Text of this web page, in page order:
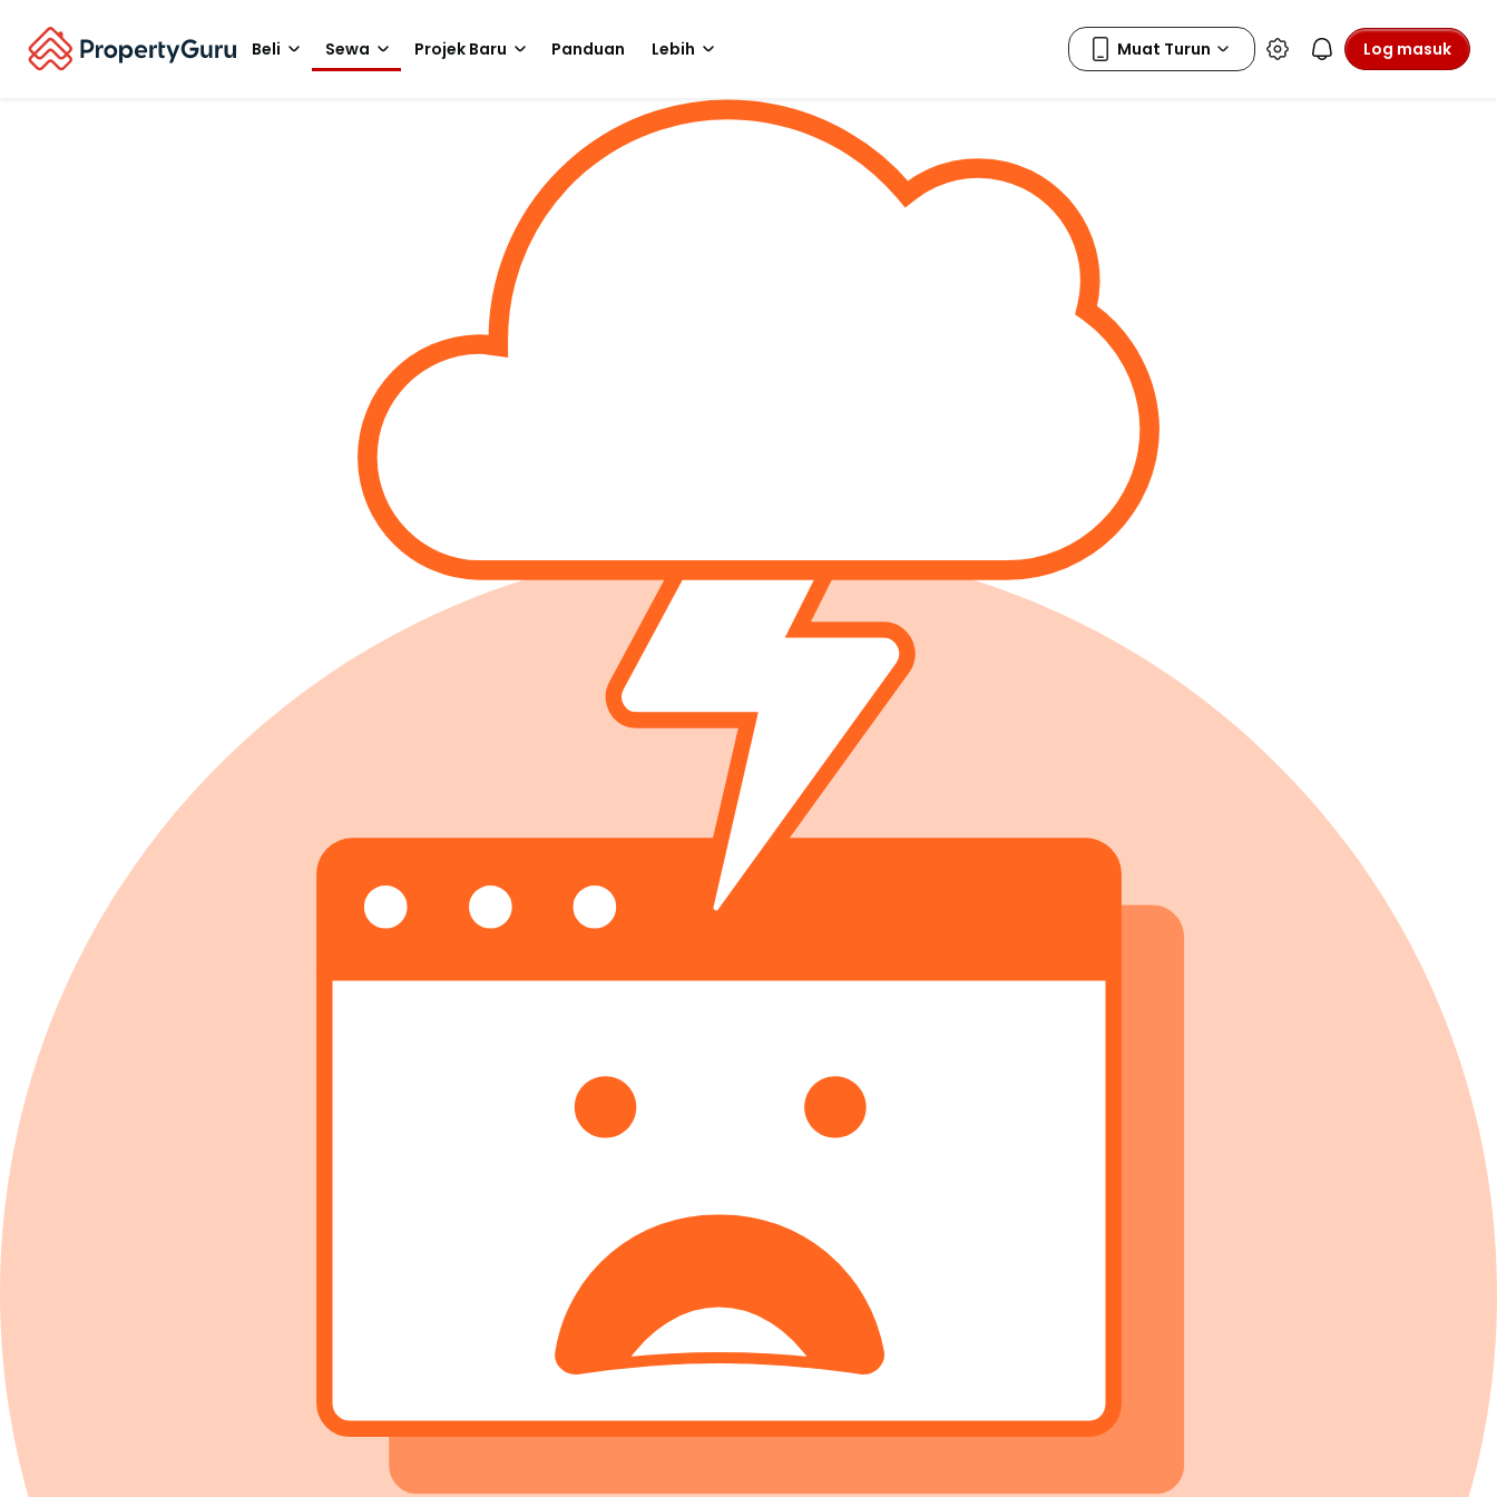
Beli Sewa Projek Baru Panduan Lebih Log masuk